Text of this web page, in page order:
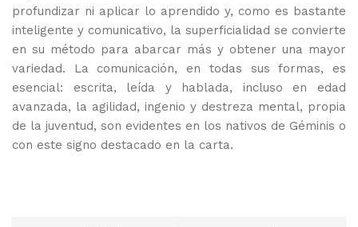
profundizar ni aplicar lo aprendido y, como es bastante
inteligente y comunicativo, la superficialidad se convierte
en su método para abarcar más y obtener una mayor
variedad. La comunicación, en todas sus formas, es
esencial: escrita, leída y hablada, incluso en edad
avanzada, la agilidad, ingenio y destreza mental, propia
de la juventud, son evidentes en los nativos de Géminis o
con este signo destacado en la carta.